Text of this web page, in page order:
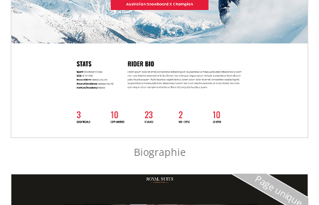
Biographie
Page unique